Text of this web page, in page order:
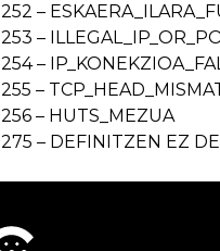
252 –
253 –
254 –
255 –
256 – HUTS_MEZUA
275 – DEFINITZEN EZ